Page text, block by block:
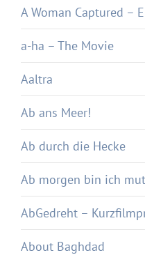
A Woman Captured –
a-ha – The Movie
Aaltra
Ab ans Meer!
Ab durch die Hecke
Ab morgen bin ich
AbGedreht –
About Baghdad